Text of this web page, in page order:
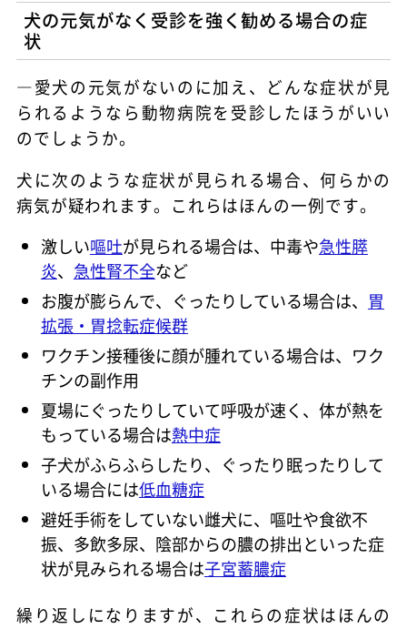
犬の元気がなく受診を強く勧める場合の症
状
―愛犬の元気がないのに加え、どんな症状が見
られるようなら動物病院を受診したほうがいい
のでしょうか。
犬に次のような症状が見られる場合、何らかの
病気が疑われます。これらはほんの一例です。
激しい嘔吐が見られる場合は、中毒や急性膵
炎、 急性腎不全など
お腹が膨らんで、ぐったりしている場合は、 胃
拡張・胃捻転症候群
ワクチン接種後に顔が腫れている場合は、ワク
チンの副作用
夏場にぐったりしていて呼吸が速く、体が熱を
もっている場合は熱中症
子犬がふらふらしたり、ぐったり眠ったりして
いる場合には低血糖症
避妊手術をしていない雌犬に、嘔吐や食欲不
振、多飲多尿、陰部からの膿の排出といった症
状が見みられる場合は子宮蓄膿症
繰り返しになりますが、これらの症状はほんの